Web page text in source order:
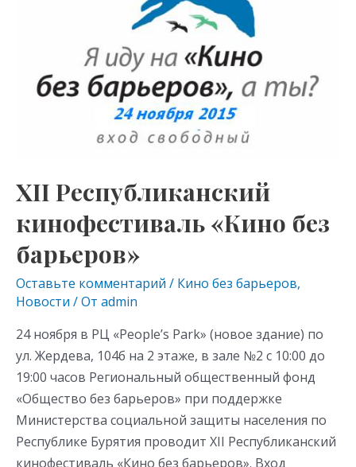
ki
p
XII Республиканский
кинофестиваль «Кино без
барьеров»
Оставьте комментарий / Кино без барьеров,
Новости / От admin
24 ноября в РЦ «People’s Park» (новое здание) по
ул. Жердева, 104б на 2 этаже, в зале №2 c 10:00 до
19:00 часов Региональный общественный фонд
«Общество без барьеров» при поддержке
Министерства социальной защиты населения по
Республике Бурятия проводит XII Республиканский
кинофестиваль «Кино без барьеров». Вход